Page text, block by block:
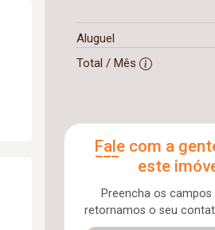
Aluguel
Total / Mês
Fale com a
este
Preencha os campos
retornamos o seu